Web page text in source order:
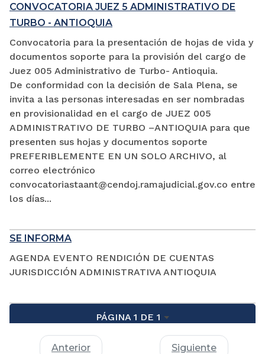
CONVOCATORIA JUEZ 5 ADMINISTRATIVO DE
TURBO - ANTIOQUIA
Convocatoria para la presentación de hojas de vida y
documentos soporte para la provisión del cargo de
Juez 005 Administrativo de Turbo- Antioquia.
De conformidad con la decisión de Sala Plena, se
invita a las personas interesadas en ser nombradas
en provisionalidad en el cargo de JUEZ 005
ADMINISTRATIVO DE TURBO –ANTIOQUIA para que
presenten sus hojas y documentos soporte
PREFERIBLEMENTE EN UN SOLO ARCHIVO, al
correo electrónico
convocatoriastaant@cendoj.ramajudicial.gov.co entre
los días...
SE INFORMA
AGENDA EVENTO RENDICIÓN DE CUENTAS
JURISDICCIÓN ADMINISTRATIVA ANTIOQUIA
PÁGINA 1 DE 1
Anterior Siguiente